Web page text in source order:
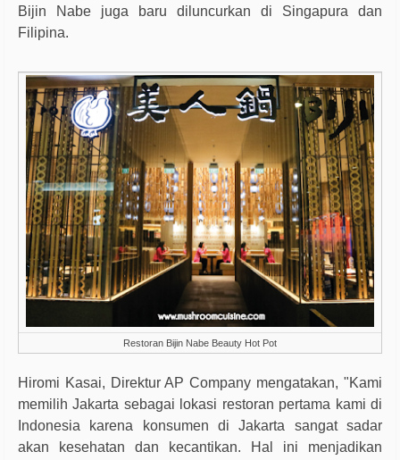
Bijin Nabe juga baru diluncurkan di Singapura dan
Filipina.
Restoran Bijin Nabe Beauty Hot Pot
Hiromi Kasai, Direktur AP Company mengatakan, "Kami
memilih Jakarta sebagai lokasi restoran pertama kami di
Indonesia karena konsumen di Jakarta sangat sadar
akan kesehatan dan kecantikan. Hal ini menjadikan